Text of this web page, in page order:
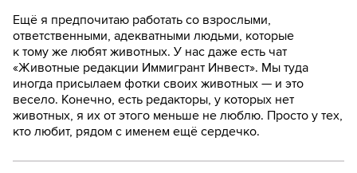
Ещё я предпочитаю работать со взрослыми,
ответственными, адекватными людьми, которые
к тому же любят животных. У нас даже есть чат
«Животные редакции Иммигрант Инвест». Мы туда
иногда присылаем фотки своих животных — и это
весело. Конечно, есть редакторы, у которых нет
животных, я их от этого меньше не люблю. Просто у тех,
кто любит, рядом с именем ещё сердечко.